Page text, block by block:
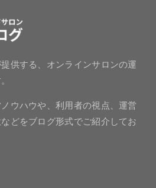
提供する、オンラインサロンの運
ウハウや、利用者の視点、運営
どをブログ形式でご紹介してお